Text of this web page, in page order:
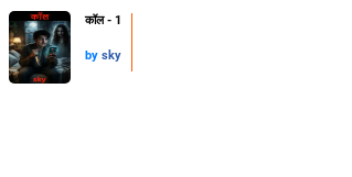
कॉल - 1
by sky